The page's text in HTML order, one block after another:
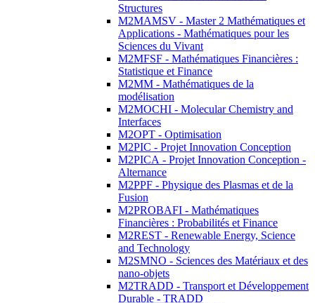
Structures
M2MAMSV - Master 2 Mathématiques et
Applications - Mathématiques pour les
Sciences du Vivant
M2MFSF - Mathématiques Financières :
Statistique et Finance
M2MM - Mathématiques de la
modélisation
M2MOCHI - Molecular Chemistry and
Interfaces
M2OPT - Optimisation
M2PIC - Projet Innovation Conception
M2PICA - Projet Innovation Conception -
Alternance
M2PPF - Physique des Plasmas et de la
Fusion
M2PROBAFI - Mathématiques
Financières : Probabilités et Finance
M2REST - Renewable Energy, Science
and Technology
M2SMNO - Sciences des Matériaux et des
nano-objets
M2TRADD - Transport et Développement
Durable - TRADD